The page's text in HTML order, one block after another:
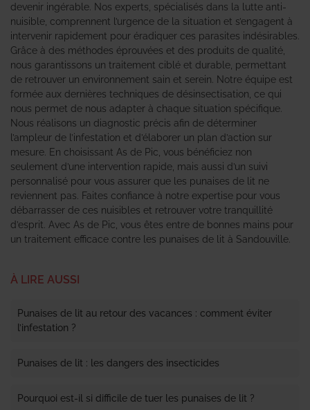
devenir ingérable. Nos experts, spécialisés dans la lutte anti-
nuisible, comprennent l’urgence de la situation et s’engagent à
intervenir rapidement pour éradiquer ces parasites indésirables.
Grâce à des méthodes éprouvées et des produits de qualité,
nous garantissons un traitement ciblé et durable, permettant
de retrouver un environnement sain et serein. Notre équipe est
formée aux dernières techniques de désinsectisation, ce qui
nous permet de nous adapter à chaque situation spécifique.
Nous réalisons un diagnostic précis afin de déterminer
l’ampleur de l’infestation et d’élaborer un plan d’action sur
mesure. En choisissant As de Pic, vous bénéficiez non
seulement d’une intervention rapide, mais aussi d’un suivi
personnalisé pour vous assurer que les punaises de lit ne
reviennent pas. Faites confiance à notre expertise pour vous
débarrasser de ces nuisibles et retrouver votre tranquillité
d’esprit. Avec As de Pic, vous êtes entre de bonnes mains pour
un traitement efficace contre les punaises de lit à Sandouville.
À LIRE AUSSI
Punaises de lit au retour des vacances : comment éviter
l’infestation ?
Punaises de lit : les dangers des insecticides
Pourquoi est-il si difficile de tuer les punaises de lit ?